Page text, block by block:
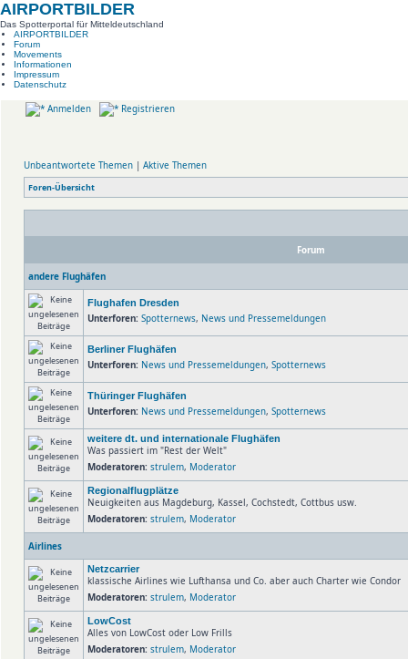
AIRPORTBILDER
Das Spotterportal für Mitteldeutschland
AIRPORTBILDER
Forum
Movements
Informationen
Impressum
Datenschutz
Anmelden Registrieren
Unbeantwortete Themen | Aktive Themen
Foren-Übersicht
Forum
andere Flughäfen
Flughafen Dresden
Unterforen: Spotternews, News und Pressemeldungen
Berliner Flughäfen
Unterforen: News und Pressemeldungen, Spotternews
Thüringer Flughäfen
Unterforen: News und Pressemeldungen, Spotternews
weitere dt. und internationale Flughäfen
Was passiert im "Rest der Welt"
Moderatoren: strulem, Moderator
Regionalflugplätze
Neuigkeiten aus Magdeburg, Kassel, Cochstedt, Cottbus usw.
Moderatoren: strulem, Moderator
Airlines
Netzcarrier
klassische Airlines wie Lufthansa und Co. aber auch Charter wie Condor
Moderatoren: strulem, Moderator
LowCost
Alles von LowCost oder Low Frills
Moderatoren: strulem, Moderator